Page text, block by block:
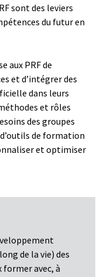
sont des leviers
du futur en
aux PRF de
et d’intégrer des
dans leurs
et rôles
des groupes
de formation
et optimiser
de la vie) des
avec, à